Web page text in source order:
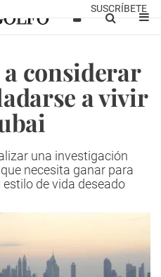
SUSCRÍBETE
considerar
a vivir
una investigación
necesita ganar para
de vida deseado